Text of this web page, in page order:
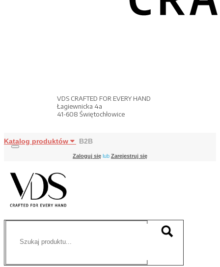
VDS CRAFTED FOR EVERY HAND
Łagiewnicka 4a
41-608 Świętochłowice
Katalog produktów B2B
Zaloguj się lub Zarejestruj się